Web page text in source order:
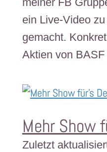
ein Live-Video
gemacht.
Aktien von
Mehr Show
Zuletzt